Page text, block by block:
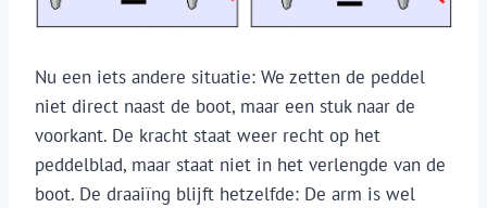
Nu een iets andere situatie: We zetten de peddel
niet direct naast de boot, maar een stuk naar de
voorkant. De kracht staat weer recht op het
peddelblad, maar staat niet in het verlengde van de
boot. De draaiïng blijft hetzelfde: De arm is wel